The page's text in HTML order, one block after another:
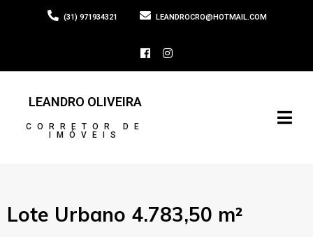
(31) 971934321 LEANDROCRO@HOTMAIL.COM
LEANDRO OLIVEIRA
CORRETOR DE
IMÓVEIS
Lote Urbano 4.783,50 m²